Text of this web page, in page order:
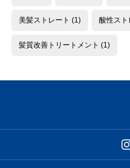
美髪ストレート (1) 酸性スト
髪質改善トリートメント (1)